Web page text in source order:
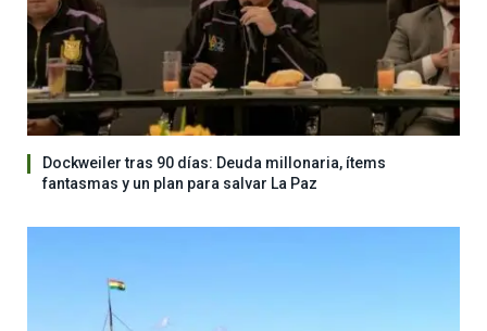
Dockweiler tras 90 días: Deuda millonaria, ítems
fantasmas y un plan para salvar La Paz